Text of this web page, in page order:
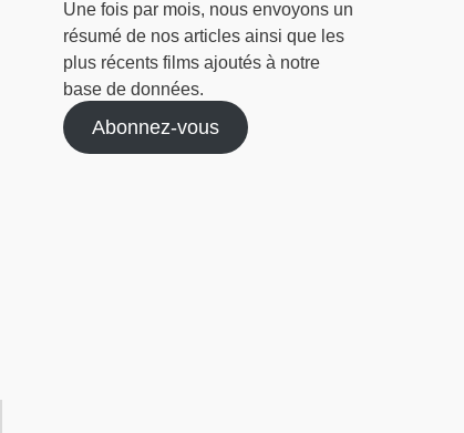
Une fois par mois, nous envoyons un
résumé de nos articles ainsi que les
plus récents films ajoutés à notre
base de données.
Abonnez-vous